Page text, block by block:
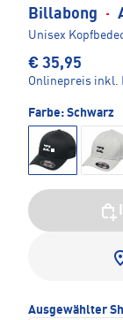
Billabong ·
Unisex
€ 35,95
Onlinepreis inkl.
Farbe: Schwarz
Ausgewählter